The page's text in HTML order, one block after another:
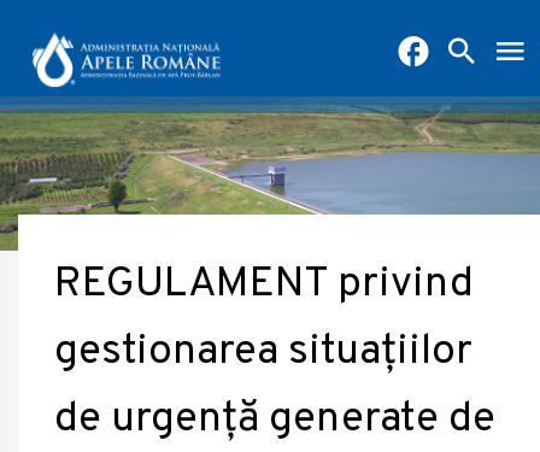
REGULAMENT privind
gestionarea situațiilor
de urgență generate de